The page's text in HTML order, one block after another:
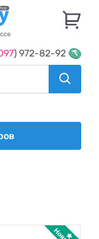
) 972-82-92